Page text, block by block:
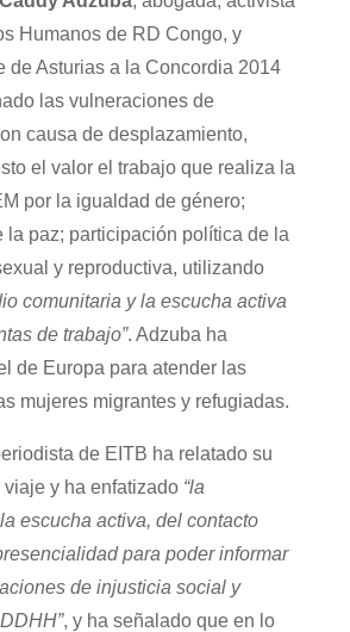
Humanos de RD Congo, y
de Asturias a la Concordia 2014
las vulneraciones de
causa de desplazamiento,
el valor el trabajo que realiza la
por la igualdad de género;
la paz; participación política de la
y reproductiva, utilizando
comunitaria y la escucha activa
de trabajo”. Adzuba ha
de Europa para atender las
mujeres migrantes y refugiadas.
de EITB ha relatado su
y ha enfatizado“la
escucha activa, del contacto
para poder informar
de injusticia social y
, y ha señalado que en lo